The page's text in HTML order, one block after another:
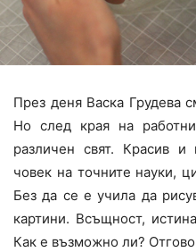
През деня Васка Грудева
Но след края на
различен свят. Красив
човек на точните науки,
Без да се е учила да
картини. Всъщност,
Как е възможно ли?